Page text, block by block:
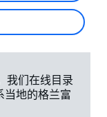
我们在线目录
当地的格兰富